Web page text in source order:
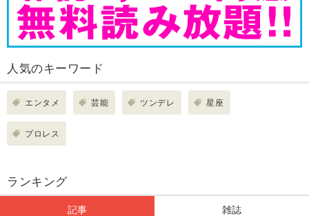
人気のキーワード
エンタメ 芸能 ツンデレ 星座
プロレス
ランキング
記事 雑誌